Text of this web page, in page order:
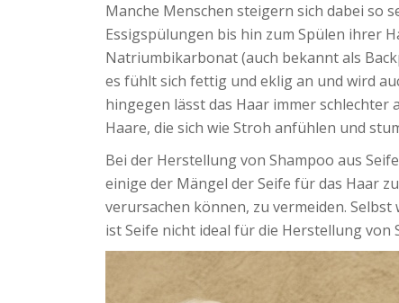
Manche Menschen steigern sich dabei so
Essigspülungen bis hin zum Spülen ihrer
Natriumbikarbonat (auch bekannt als
es fühlt sich fettig und eklig an und wird
hingegen lässt das Haar immer schlechter
Haare, die sich wie Stroh anfühlen und
Bei der Herstellung von Shampoo aus
einige der Mängel der Seife für das Haar
verursachen können, zu vermeiden.
ist Seife nicht ideal für die Herstellung von